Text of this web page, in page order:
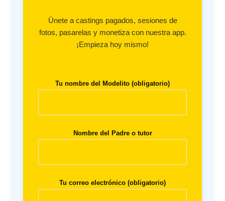
Únete a castings pagados, sesiones de
fotos, pasarelas y monetiza con nuestra app.
¡Empieza hoy mismo!
Tu nombre del Modelito (obligatorio)
Nombre del Padre o tutor
Tu correo electrónico (obligatorio)